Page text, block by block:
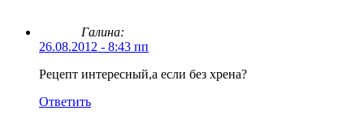
Галина:
26.08.2012 - 8:43 пп
Рецепт интересный,а если без хрена?
Ответить